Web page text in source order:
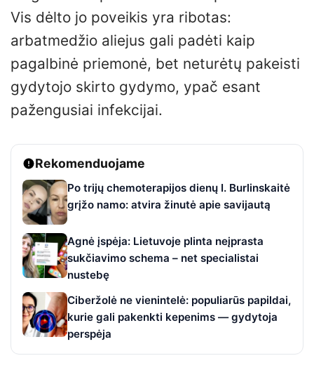
Vis dėlto jo poveikis yra ribotas:
arbatmedžio aliejus gali padėti kaip
pagalbinė priemonė, bet neturėtų pakeisti
gydytojo skirto gydymo, ypač esant
pažengusiai infekcijai.
Rekomenduojame
Po trijų chemoterapijos dienų I. Burlinskaitė
grįžo namo: atvira žinutė apie savijautą
Agnė įspėja: Lietuvoje plinta neįprasta
sukčiavimo schema – net specialistai
nustebę
Ciberžolė ne vienintelė: populiarūs papildai,
kurie gali pakenkti kepenims — gydytoja
perspėja